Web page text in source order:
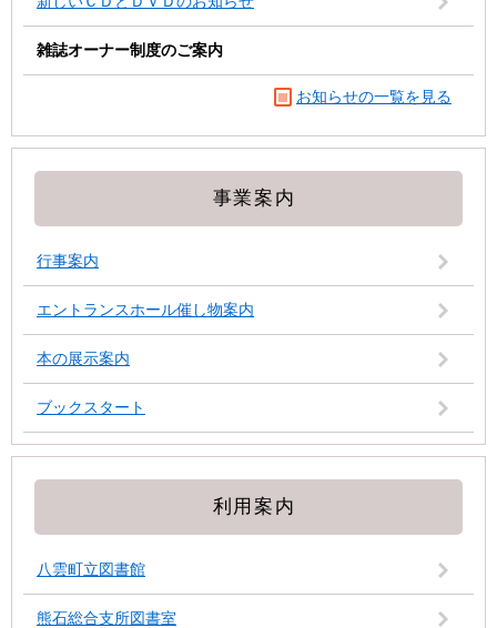
雑誌オーナー制度のご案内
お知らせの一覧を見る
事業案内
行事案内
エントランスホール催し物案内
本の展示案内
ブックスタート
利用案内
八雲町立図書館
熊石総合支所図書室